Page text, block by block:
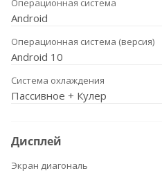
Операционная система
Android
Операционная система (версия)
Android 10
Система охлаждения
Пассивное + Кулер
Дисплей
Экран диагональ